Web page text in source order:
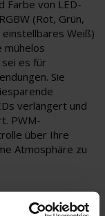
Farbe von LED-
(Rot, Grün,
einstellbares Weiß)
mühelos
es für
Sie
verlängert und
PWM-
über Ihre
Atmosphäre zu